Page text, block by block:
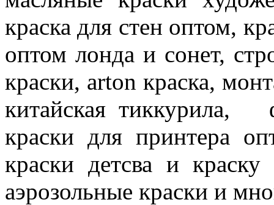
краска для стен оптом,
оптом лонда и сонет,
краски, arton краска,
китайская тиккурила,
краски для принтера
краски детсва и
аэрозольные краски и